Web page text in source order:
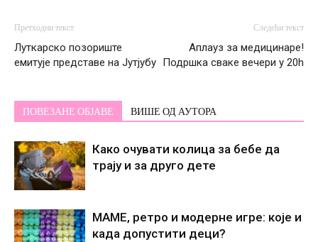
Претходни текст
Луткарско позориште
емитује представе на Јутјубу
Следећи текст
Аплауз за медицинаре!
Подршка сваке вечери у 20h
ПОВЕЗАНЕ ОБЈАВЕ ВИШЕ ОД АУТОРА
Како очувати колица за бебе да
трају и за друго дете
МАМЕ, ретро и модерне игре: које и
када допустити деци?